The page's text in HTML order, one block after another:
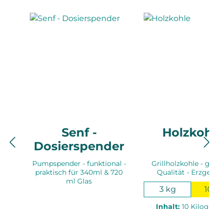
Senf -
Dosierspender
Pumpspender - funktional -
praktisch für 340ml & 720
ml Glas
Grillholzkohle -
Qualität -
3 kg 10
Inhalt:10